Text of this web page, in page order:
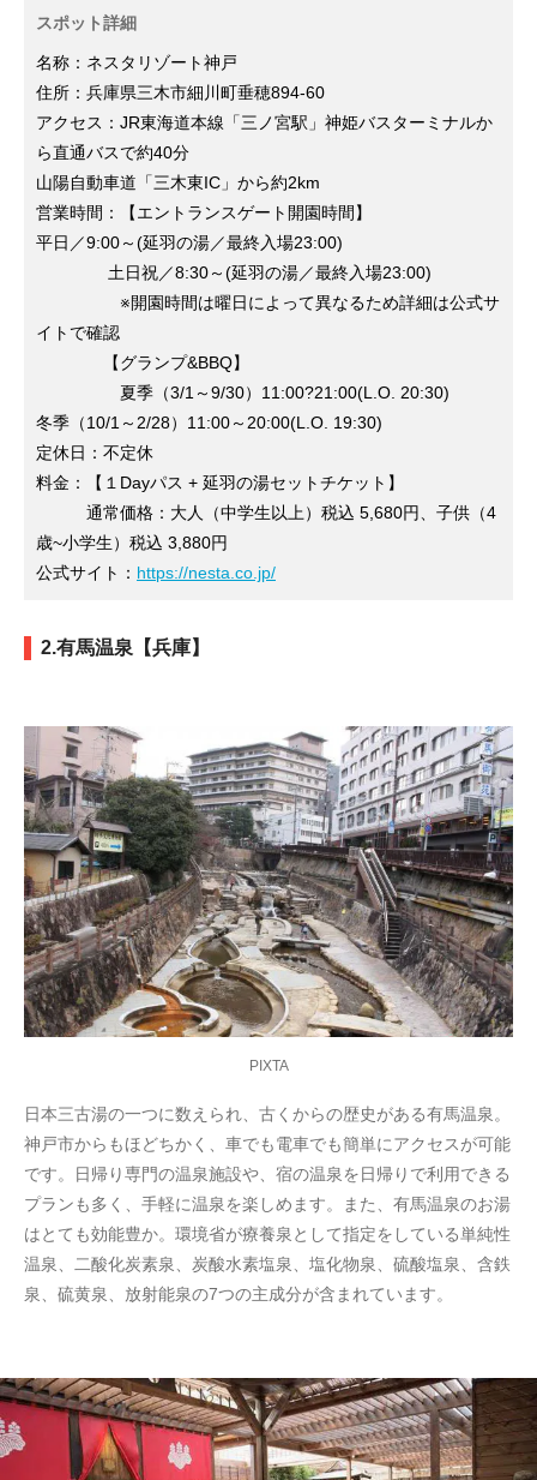
スポット詳細
名称：ネスタリゾート神戸
住所：兵庫県三木市細川町垂穂894-60
アクセス：JR東海道本線「三ノ宮駅」神姫バスターミナルか
ら直通バスで約40分
山陽自動車道「三木東IC」から約2km
営業時間：【エントランスゲート開園時間】
平日／9:00～(延羽の湯／最終入場23:00)
土日祝／8:30～(延羽の湯／最終入場23:00)
※開園時間は曜日によって異なるため詳細は公式サ
イトで確認
【グランプ&BBQ】
夏季（3/1～9/30）11:00?21:00(L.O. 20:30)
冬季（10/1～2/28）11:00～20:00(L.O. 19:30)
定休日：不定休
料金：【１Dayパス + 延羽の湯セットチケット】
通常価格：大人（中学生以上）税込 5,680円、子供（4
歳~小学生）税込 3,880円
公式サイト： https://nesta.co.jp/
2.有馬温泉【兵庫】
PIXTA
日本三古湯の一つに数えられ、古くからの歴史がある有馬温泉。
神戸市からもほどちかく、車でも電車でも簡単にアクセスが可能
です。日帰り専門の温泉施設や、宿の温泉を日帰りで利用できる
プランも多く、手軽に温泉を楽しめます。また、有馬温泉のお湯
はとても効能豊か。環境省が療養泉として指定をしている単純性
温泉、二酸化炭素泉、炭酸水素塩泉、塩化物泉、硫酸塩泉、含鉄
泉、硫黄泉、放射能泉の7つの主成分が含まれています。